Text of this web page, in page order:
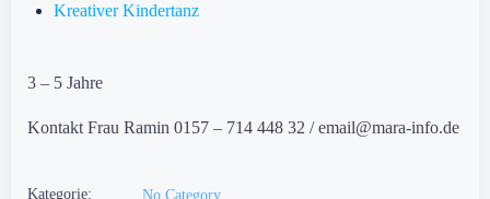
Kreativer Kindertanz
3 – 5 Jahre
Kontakt Frau Ramin 0157 – 714 448 32 / email@mara-info.de
Kategorie:
No Category